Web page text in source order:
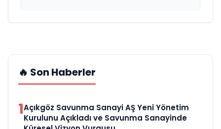
🔥 Son Haberler
1Açıkgöz Savunma Sanayi AŞ Yeni Yönetim
Kurulunu Açıkladı ve Savunma Sanayinde